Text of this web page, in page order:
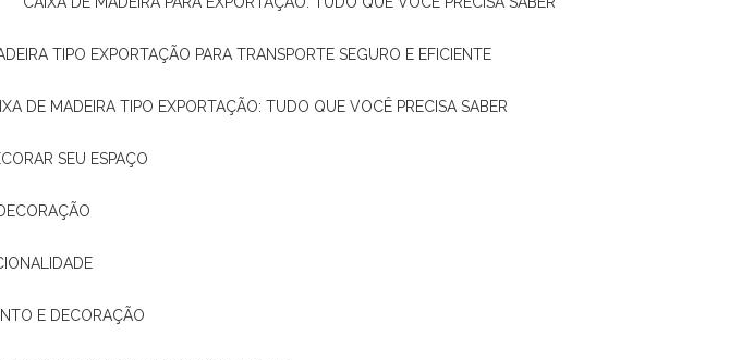
TIPO EXPORTAÇÃO PARA TRANSPORTE SEGURO E EFICIENTE
DE MADEIRA TIPO EXPORTAÇÃO: TUDO QUE VOCÊ PRECISA SABER
SEU ESPAÇO
E DECORAÇÃO